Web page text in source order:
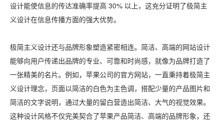
设计能使信息的传达准确率提高 30% 以上，这充分证明了极简主
义设计在信息传播方面的强大优势。
极简主义设计还与品牌形象塑造紧密相连。简洁、高端的网站设计
能够向用户传递出品牌的专业、可靠和时尚感，就像为品牌打造了
一张精美的名片。例如，苹果公司的官方网站，一直秉持着极简主
义设计理念，页面以简洁的白色为主色调，搭配少量的产品图片和
简洁的文字说明，通过大量的留白营造出简洁、大气的视觉效果。
这种设计风格不仅完美契合了苹果产品简洁、高端的品牌形象，还